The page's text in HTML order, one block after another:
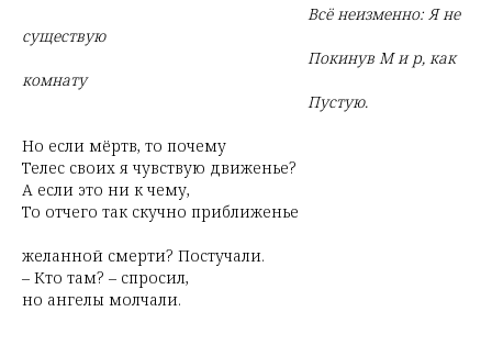
Всё неизменно: Я не
существую
Покинув М и р, как
комнату
Пустую.
Но если мёртв, то почему
Телес своих я чувствую движенье?
А если это ни к чему,
То отчего так скучно приближенье
желанной смерти? Постучали.
– Кто там? – спросил,
но ангелы молчали.